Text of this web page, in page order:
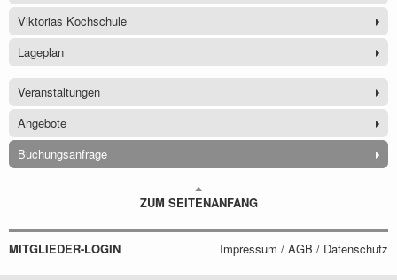
Viktorias Kochschule
Lageplan
Veranstaltungen
Angebote
Buchungsanfrage
ZUM SEITENANFANG
MITGLIEDER-LOGIN Impressum / AGB / Datenschutz